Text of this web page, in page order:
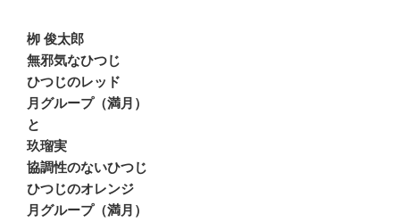
栁 俊太郎
無邪気なひつじ
ひつじのレッド
月グループ（満月）
と
玖瑠実
協調性のないひつじ
ひつじのオレンジ
月グループ（満月）